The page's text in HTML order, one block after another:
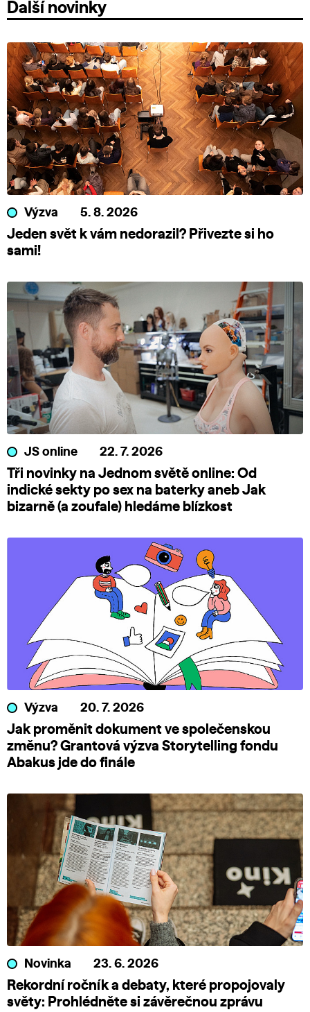
Další novinky
Výzva 5. 8. 2026
Jeden svět k vám nedorazil? Přivezte si ho
sami!
JS online 22. 7. 2026
Tři novinky na Jednom světě online: Od
indické sekty po sex na baterky aneb Jak
bizarně (a zoufale) hledáme blízkost
Výzva 20. 7. 2026
Jak proměnit dokument ve společenskou
změnu? Grantová výzva Storytelling fondu
Abakus jde do finále
Novinka 23. 6. 2026
Rekordní ročník a debaty, které propojovaly
světy: Prohlédněte si závěrečnou zprávu